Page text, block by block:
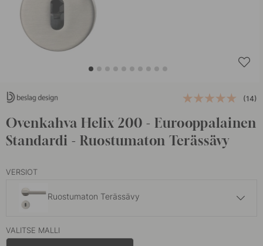
(14)
Ovenkahva Helix 200 - Eurooppalainen
Standardi - Ruostumaton Terässävy
VERSIOT
Ruostumaton Terässävy
Antiikkipronssi
VALITSE MALLI